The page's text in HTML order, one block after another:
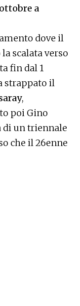
a
dove il
scalata verso
fin dal 1
strappato il
,
poi Gino
di un triennale
che il 26enne